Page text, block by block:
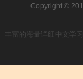
Copyright ©
丰富的海量详细中文学